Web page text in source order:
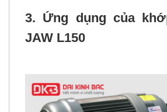
3. Ứng dụng của
JAW L150